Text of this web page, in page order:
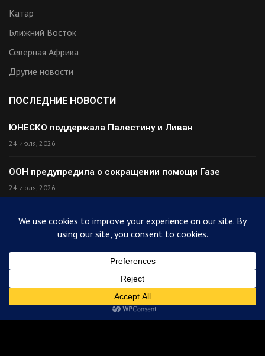
Катар
Ближний Восток
Северная Африка
Другие новости
ПОСЛЕДНИЕ НОВОСТИ
ЮНЕСКО поддержала Палестину и Ливан
24 июля, 2026
ООН предупредила о сокращении помощи Газе
24 июля, 2026
Премьер Ирака прибыл в Тегеран с миром
Палестина высмеяла Израиль после финала ЧМ
© 2025ArabiToday